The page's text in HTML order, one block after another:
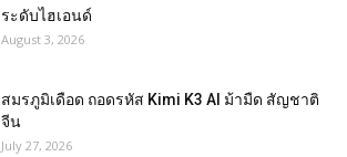
ระดับไฮเอนด์
August 3, 2026
สมรภูมิเดือด ถอดรหัส Kimi K3 AI ม้ามืด สัญชาติ
จีน
July 27, 2026